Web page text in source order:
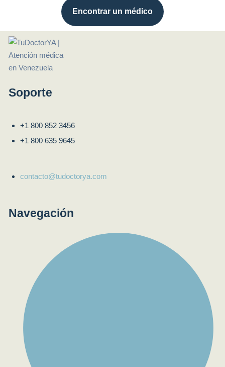
Encontrar un médico
Soporte
+1 800 852 3456
+1 800 635 9645
contacto@tudoctorya.com
Navegación